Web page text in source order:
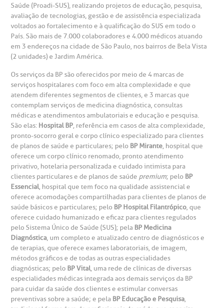
Saiba mais
Endereço:
R. Colômbia, 332
CEP: 01438-000 | Jardim Paulista
São Paulo - SP
de Sangue
de cuidado
e perdidos
Saúde (Proadi-SUS), realizando projetos de educação, pesquisa,
avaliação de tecnologias, gestão e de assistência especializada
voltados ao fortalecimento e à qualificação do SUS em todo o
País. São mais de 7.000 colaboradores e 4.000 médicos atuando
em 3 endereços na cidade de São Paulo, nos bairros de Bela Vista
(2 unidades) e Jardim América.
Os serviços da BP são oferecidos por meio de 4 marcas de
serviços hospitalares com foco em alta complexidade e que
atendem diferentes segmentos de clientes, e 3 marcas que
contemplam serviços de medicina diagnóstica, consultas
médicas e atendimentos ambulatoriais e educação e pesquisa.
São elas: Hospital BP, referência em casos de alta complexidade,
pronto-socorro geral e corpo clínico especializado para clientes
de planos de saúde e particulares; pelo BP Mirante, hospital que
oferece um corpo clínico renomado, pronto atendimento
privativo, hotelaria personalizada e cuidado intimista para
clientes particulares e de planos de saúde premium; pelo BP
Essencial, hospital que tem foco na qualidade assistencial e
oferece acomodações compartilhadas para clientes de planos de
saúde básicos e particulares; pelo BP Hospital Filantrópico, que
oferece cuidado humanizado e eficaz para clientes regulados
pelo Sistema Único de Saúde (SUS); pela BP Medicina
Diagnóstica, um completo e atualizado centro de diagnósticos e
de terapias, que oferece exames laboratoriais, de imagem,
métodos gráficos e de todas as outras especialidades
diagnósticas; pelo BP Vital, uma rede de clínicas de diversas
especialidades médicas integrada aos demais serviços da BP
para cuidar da saúde dos clientes e estimular conversas
preventivas sobre a saúde; e pela BP Educação e Pesquisa,